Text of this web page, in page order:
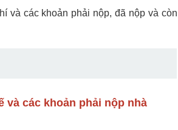
và các khoản phải nộp, đã nộp và còn
và các khoản phải nộp nhà